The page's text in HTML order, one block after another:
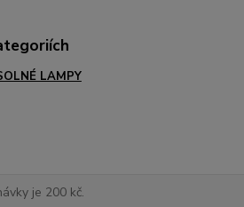
LAMPY
je 200 kč.